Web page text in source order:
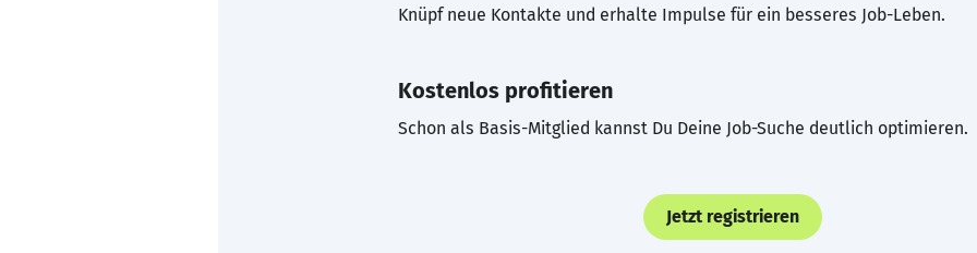
Knüpf neue Kontakte und erhalte Impulse für ein besseres Job-Leben.
Kostenlos profitieren
Schon als Basis-Mitglied kannst Du Deine Job-Suche deutlich optimieren.
Jetzt registrieren